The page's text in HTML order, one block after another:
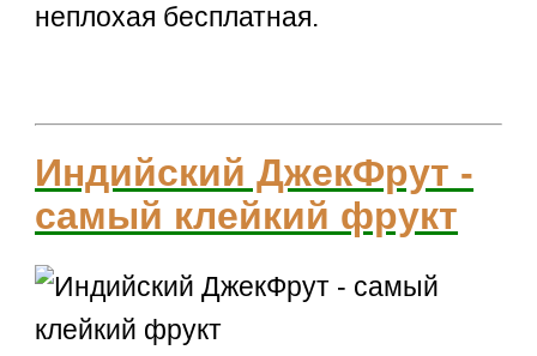
неплохая бесплатная.
Индийский ДжекФрут -
самый клейкий фрукт